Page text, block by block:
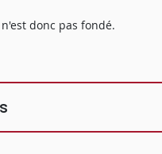
donc pas fondé.